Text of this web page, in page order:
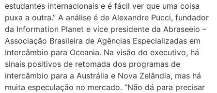
estudantes internacionais e é fácil ver que uma coisa
puxa a outra.” A análise é de Alexandre Pucci, fundador
da Information Planet e vice presidente da Abraseeio –
Associação Brasileira de Agências Especializadas em
Intercâmbio para Oceania. Na visão do executivo, há
sinais positivos de retomada dos programas de
intercâmbio para a Austrália e Nova Zelândia, mas há
muita especulação no mercado. “Não dá para precisar